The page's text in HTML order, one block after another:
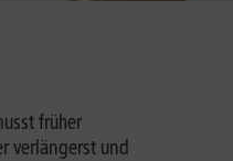
früher
verlängerst und